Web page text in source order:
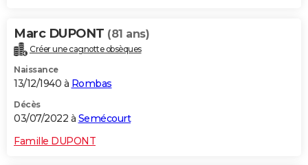
Marc DUPONT (81 ans)
Créer une cagnotte obsèques
Naissance
13/12/1940 à Rombas
Décès
03/07/2022 à Semécourt
Famille DUPONT